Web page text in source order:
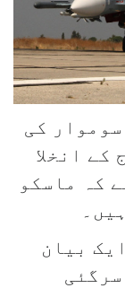
سوموار کی
انخلا
کہ ماسکو
بیان